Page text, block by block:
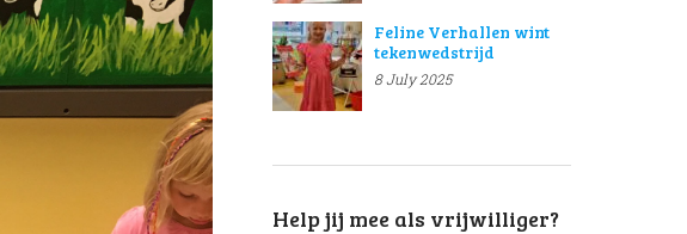
Next item
Feline Verhallen wint
tekenwedstrijd
8 July 2025
Help jij mee als vrijwilliger?